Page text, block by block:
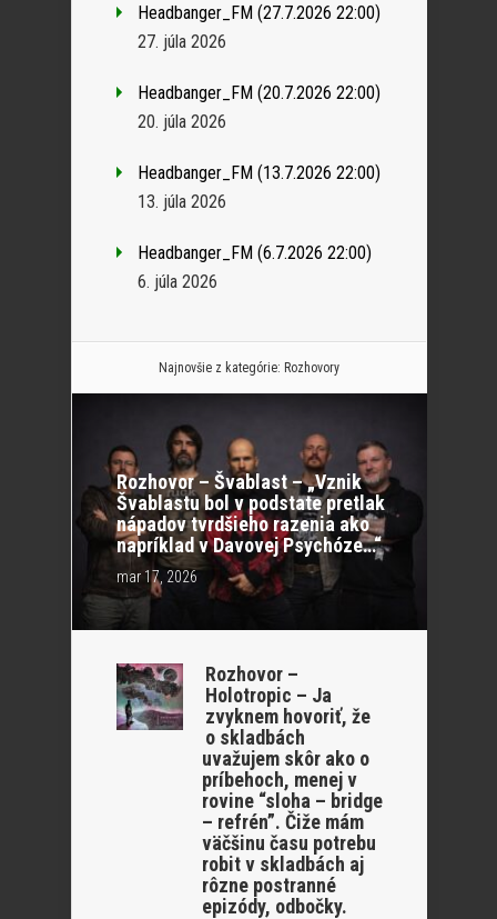
Headbanger_FM (27.7.2026 22:00)
27. júla 2026
Headbanger_FM (20.7.2026 22:00)
20. júla 2026
Headbanger_FM (13.7.2026 22:00)
13. júla 2026
Headbanger_FM (6.7.2026 22:00)
6. júla 2026
Najnovšie z kategórie: Rozhovory
Rozhovor – Švablast – „Vznik
Švablastu bol v podstate pretlak
nápadov tvrdšieho razenia ako
napríklad v Davovej Psychóze…“
mar 17, 2026
Rozhovor –
Holotropic – Ja
zvyknem hovoriť, že
o skladbách
uvažujem skôr ako o
príbehoch, menej v
rovine “sloha – bridge
– refrén”. Čiže mám
väčšinu času potrebu
robit v skladbách aj
rôzne postranné
epizódy, odbočky.